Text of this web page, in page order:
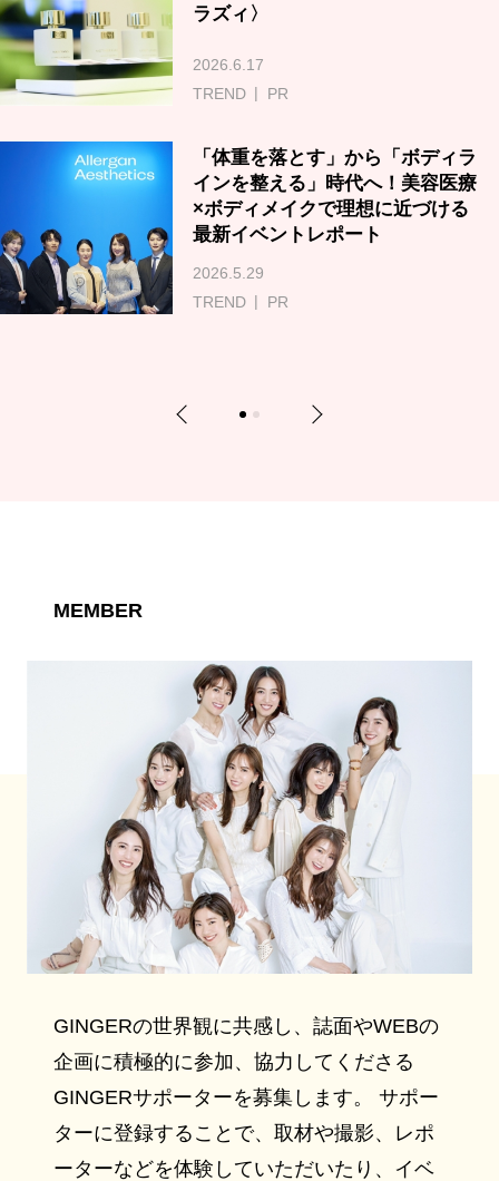
ラズィ〉
2026.6.17
TREND
PR
「体重を落とす」から「ボディラ
インを整える」時代へ！美容医療
×ボディメイクで理想に近づける
最新イベントレポート
2026.5.29
TREND
PR
Previous 1 2 Next
MEMBER
GINGERの世界観に共感し、誌面やWEBの
企画に積極的に参加、協力してくださる
GINGERサポーターを募集します。 サポー
ターに登録することで、取材や撮影、レポ
ーターなどを体験していただいたり、イベ